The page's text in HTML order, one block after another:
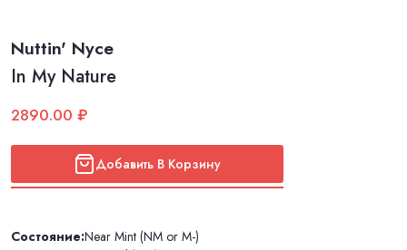
Nuttin' Nyce
In My Nature
2890.00 ₽
Добавить В Корзину
Состояние:Near Mint (NM or M-)